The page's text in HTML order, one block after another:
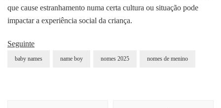
que cause estranhamento numa certa cultura ou situação pode
impactar a experiência social da criança.
Seguinte
baby names name boy nomes 2025 nomes de menino